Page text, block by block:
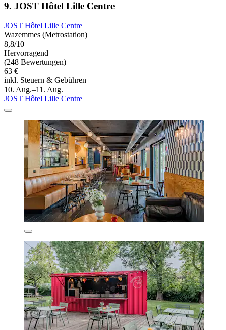
9. JOST Hôtel Lille Centre
JOST Hôtel Lille Centre
Wazemmes (Metrostation)
8,8/10
Hervorragend
(248 Bewertungen)
63 €
inkl. Steuern & Gebühren
10. Aug.–11. Aug.
JOST Hôtel Lille Centre